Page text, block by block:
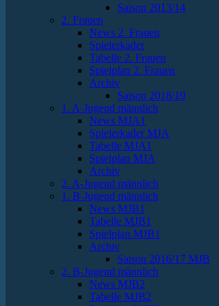
Saison 2013/14
2. Frauen
News 2. Frauen
Spielerkader
Tabelle 2. Frauen
Spielplan 2. Frauen
Archiv
Saison 2018/19
1. A-Jugend männlich
News MJA1
Spielerkader MJA
Tabelle MJA1
Spielplan MJA
Archiv
2. A-Jugend männlich
1. B-Jugend männlich
News MJB1
Tabelle MJB1
Spielplan MJB1
Archiv
Saison 2016/17 MJB
2. B-Jugend männlich
News MJB2
Tabelle MJB2